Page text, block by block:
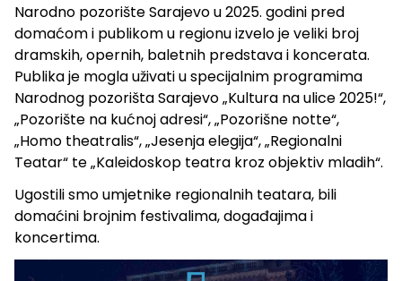
Narodno pozorište Sarajevo u 2025. godini pred
domaćom i publikom u regionu izvelo je veliki broj
dramskih, opernih, baletnih predstava i koncerata.
Publika je mogla uživati u specijalnim programima
Narodnog pozorišta Sarajevo „Kultura na ulice 2025!“,
„Pozorište na kućnoj adresi“, „Pozorišne notte“,
„Homo theatralis“, „Jesenja elegija“, „Regionalni
Teatar“ te „Kaleidoskop teatra kroz objektiv mladih“.
Ugostili smo umjetnike regionalnih teatara, bili
domaćini brojnim festivalima, događajima i
koncertima.